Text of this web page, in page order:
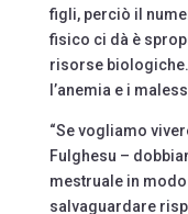
figli, perciò il
fisico ci dà è
risorse
l’anemia e i
“Se vogliamo
Fulghesu –
mestruale in
salvaguardare